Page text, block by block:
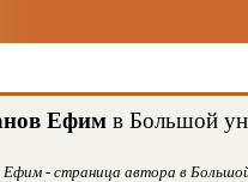
Ефим в Большой
Ефим - страница автора в